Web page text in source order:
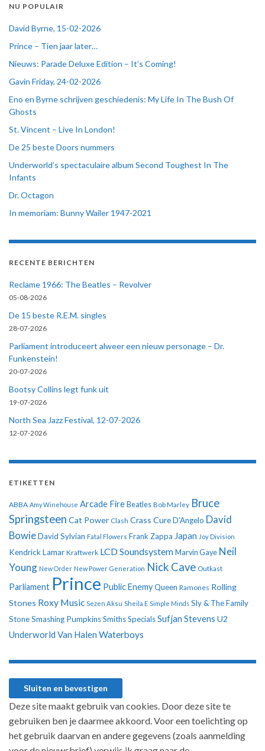
NU POPULAIR
David Byrne, 15-02-2026
Prince – Tien jaar later…
Nieuws: Parade Deluxe Edition – It’s Coming!
Gavin Friday, 24-02-2026
Eno en Byrne schrijven geschiedenis: My Life In The Bush Of
Ghosts
St. Vincent – Live In London!
De 25 beste Doors nummers
Underworld’s spectaculaire album Second Toughest In The
Infants
Dr. Octagon
In memoriam: Bunny Wailer 1947-2021
RECENTE BERICHTEN
Reclame 1966: The Beatles – Revolver
05-08-2026
De 15 beste R.E.M. singles
28-07-2026
Parliament introduceert alweer een nieuw personage – Dr.
Funkenstein!
20-07-2026
Bootsy Collins legt funk uit
19-07-2026
North Sea Jazz Festival, 12-07-2026
12-07-2026
ETIKETTEN
ABBA Amy Winehouse Arcade Fire Beatles Bob Marley Bruce
Springsteen Cat Power Clash Crass CureD'Angelo David
BowieDavid Sylvian Fatal Flowers Frank Zappa Japan Joy Division
Kendrick Lamar Kraftwerk LCD Soundsystem Marvin Gaye Neil
Young New Order New Power Generation Nick Cave Outkast
Parliament Prince Public EnemyQueen Ramones Rolling
Stones Roxy Music Sezen Aksu Sheila E Simple Minds Sly & The Family
StoneSmashing PumpkinsSmithsSpecialsSufjan Stevens U2
Underworld Van Halen Waterboys
Deze site maakt gebruik van cookies. Door deze site te
gebruiken ben je daarmee akkoord. Voor een toelichting op
het gebruik daarvan en andere gegevens (zoals aanmelding